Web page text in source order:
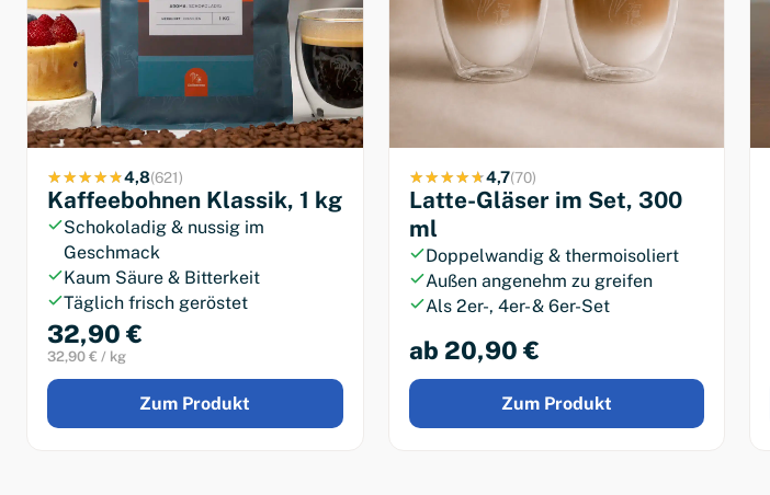
Jetzt probieren
4,8(621)
Kaffeebohnen Klassik, 1 kg
Schokoladig & nussig im
Geschmack
Kaum Säure & Bitterkeit
Täglich frisch geröstet
32,90 €
32,90 € / kg
Zum Produkt
4,7(70)
Latte-Gläser im Set, 300
ml
Doppelwandig & thermoisoliert
Außen angenehm zu greifen
Als 2er-, 4er- & 6er-Set
ab 20,90 €
Zum Produkt